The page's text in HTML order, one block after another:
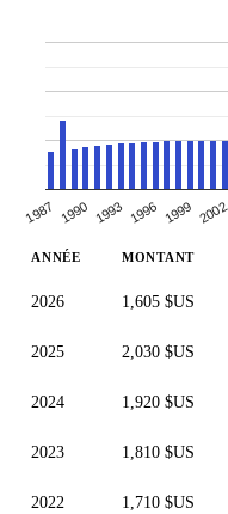
1987 1990 1993 1996 1999 2002
ANNÉE MONTANT
2026 1,605 $US
2025 2,030 $US
2024 1,920 $US
2023 1,810 $US
2022 1,710 $US